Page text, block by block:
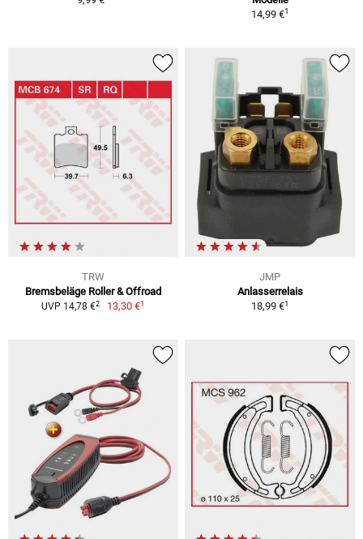
14,99 €1
TRW
Bremsbeläge Roller & Offroad
UVP 14,78 €2 13,30 €1
JMP
Anlasserrelais
18,99 €1